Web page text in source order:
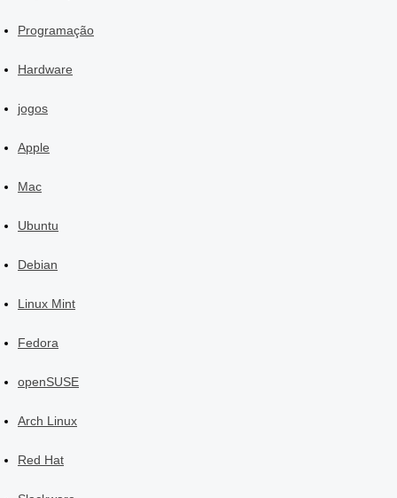
Programação
Hardware
jogos
Apple
Mac
Ubuntu
Debian
Linux Mint
Fedora
openSUSE
Arch Linux
Red Hat